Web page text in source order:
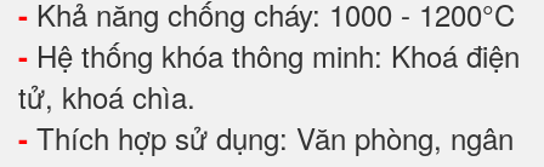
- Khả năng chống cháy: 1000 - 1200°C
- Hệ thống khóa thông minh: Khoá điện
tử, khoá chìa.
- Thích hợp sử dụng: Văn phòng, ngân